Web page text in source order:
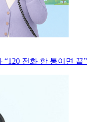
전화 한 통이면 끝”